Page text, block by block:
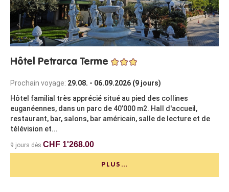
Hôtel Petrarca Terme
Prochain voyage: 29.08. - 06.09.2026 (9 jours)
Hôtel familial très apprécié situé au pied des collines
euganéennes, dans un parc de 40’000 m2. Hall d'accueil,
restaurant, bar, salons, bar américain, salle de lecture et de
télévision et...
9 jours dès CHF 1'268.00
PLUS…